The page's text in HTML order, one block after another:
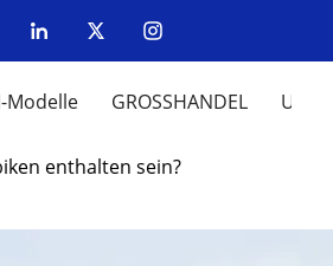
Modelle GROSSHANDEL UM
enthalten sein?